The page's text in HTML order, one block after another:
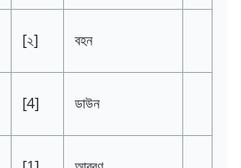
[২] বহন
[4] ডাউন